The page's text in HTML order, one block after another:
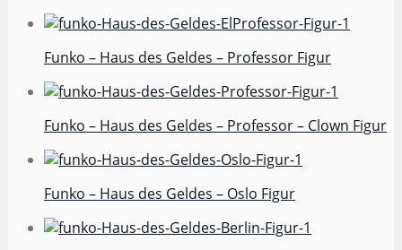
Funko – Haus des Geldes – Professor Figur
Funko – Haus des Geldes – Professor – Clown Figur
Funko – Haus des Geldes – Oslo Figur